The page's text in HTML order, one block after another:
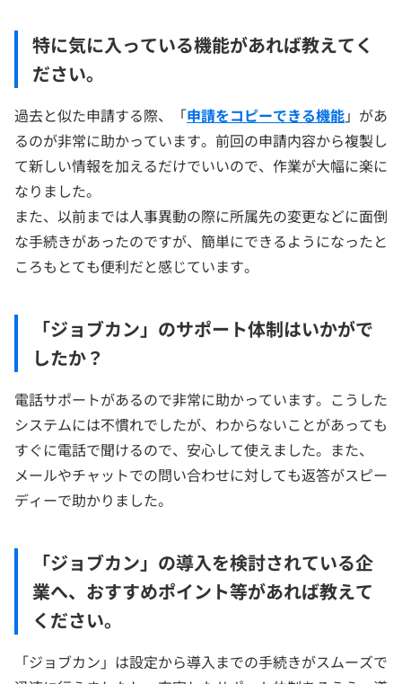
特に気に入っている機能があれば教えてく
ださい。
過去と似た申請する際、「申請をコピーできる機能」があ
るのが非常に助かっています。前回の申請内容から複製し
て新しい情報を加えるだけでいいので、作業が大幅に楽に
なりました。
また、以前までは人事異動の際に所属先の変更などに面倒
な手続きがあったのですが、簡単にできるようになったと
ころもとても便利だと感じています。
「ジョブカン」のサポート体制はいかがで
したか？
電話サポートがあるので非常に助かっています。こうした
システムには不慣れでしたが、わからないことがあっても
すぐに電話で聞けるので、安心して使えました。また、
メールやチャットでの問い合わせに対しても返答がスピー
ディーで助かりました。
「ジョブカン」の導入を検討されている企
業へ、おすすめポイント等があれば教えて
ください。
「ジョブカン」は設定から導入までの手続きがスムーズで